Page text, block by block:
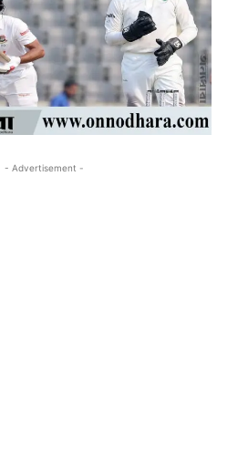
- Advertisement -